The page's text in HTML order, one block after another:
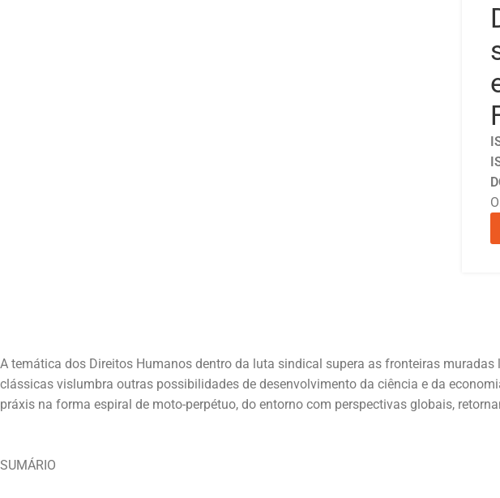
A temática dos Direitos Humanos dentro da luta sindical supera as fronteiras
clássicas vislumbra outras possibilidades de desenvolvimento da ciência e da
SUMÁRIO